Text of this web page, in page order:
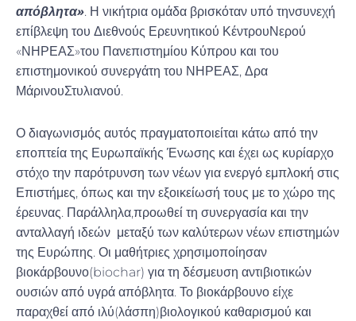
απόβλητα». Η νικήτρια ομάδα βρισκόταν υπό τηνσυνεχή
επίβλεψη του Διεθνούς Ερευνητικού ΚέντρουΝερού
«ΝΗΡΕΑΣ»του Πανεπιστημίου Κύπρου και του
επιστημονικού συνεργάτη του ΝΗΡΕΑΣ, Δρα
ΜάρινουΣτυλιανού.
Ο διαγωνισμός αυτός πραγματοποιείται κάτω από την
εποπτεία της Ευρωπαϊκής Ένωσης και έχει ως κυρίαρχο
στόχο την παρότρυνση των νέων για ενεργό εμπλοκή στις
Επιστήμες, όπως και την εξοικείωσή τους με το χώρο της
έρευνας. Παράλληλα,προωθεί τη συνεργασία και την
ανταλλαγή ιδεών μεταξύ των καλύτερων νέων επιστημών
της Ευρώπης. Οι μαθήτριες χρησιμοποίησαν
βιοκάρβουνο(biochar) για τη δέσμευση αντιβιοτικών
ουσιών από υγρά απόβλητα. Το βιοκάρβουνο είχε
παραχθεί από ιλύ(λάσπη)βιολογικού καθαρισμού και